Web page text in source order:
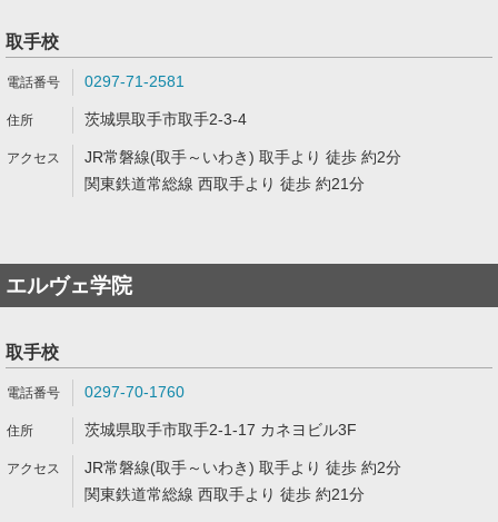
取手校
0297-71-2581
茨城県取手市取手2-3-4
JR常磐線(取手～いわき) 取手より 徒歩 約2分
関東鉄道常総線 西取手より 徒歩 約21分
エルヴェ学院
取手校
0297-70-1760
茨城県取手市取手2-1-17 カネヨビル3F
JR常磐線(取手～いわき) 取手より 徒歩 約2分
関東鉄道常総線 西取手より 徒歩 約21分